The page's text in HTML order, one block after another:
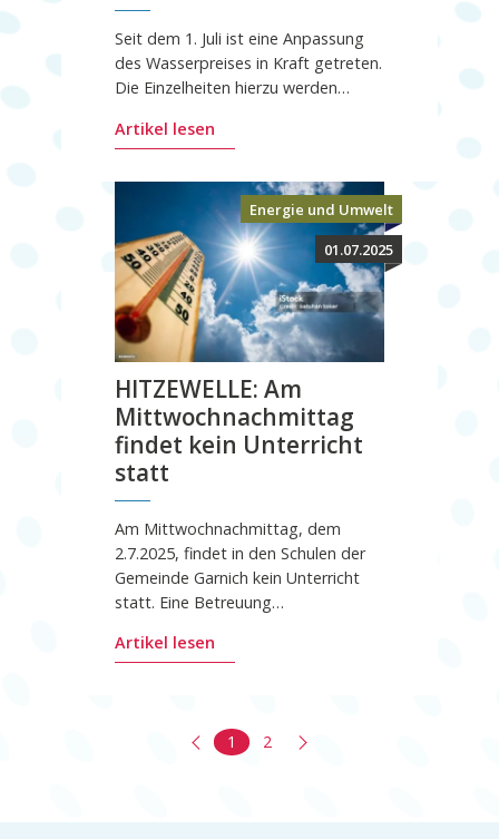
Seit dem 1. Juli ist eine Anpassung
des Wasserpreises in Kraft getreten.
Die Einzelheiten hierzu werden…
Artikel lesen
01.07.2025
Energie und Umwelt
HITZEWELLE: Am
Mittwochnachmittag
findet kein Unterricht
statt
Am Mittwochnachmittag, dem
2.7.2025, findet in den Schulen der
Gemeinde Garnich kein Unterricht
statt. Eine Betreuung…
Artikel lesen
1 2